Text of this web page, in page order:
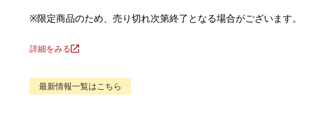
※限定商品のため、売り切れ次第終了となる場合がございます。
詳細をみる
最新情報一覧はこちら